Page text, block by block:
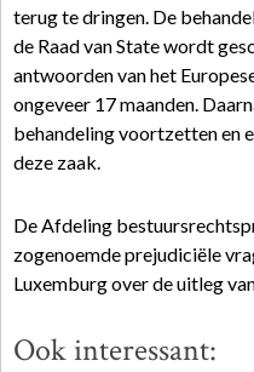
terug te dringen. De
de Raad van State wordt
antwoorden van het
ongeveer 17 maanden.
behandeling voortzetten en
deze zaak.
De Afdeling
zogenoemde prejudiciële
Luxemburg over de uitleg
Ook interessant: